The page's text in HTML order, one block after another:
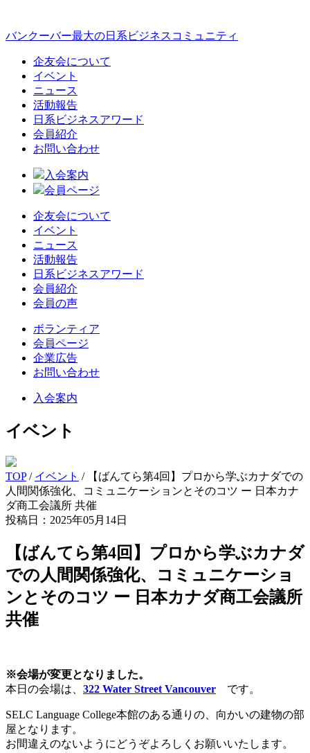
バンクーバー最大の日系ビジネスコミュニティ
企友会について
イベント
ニュース
活動報告
日系ビジネスアワード
会員紹介
お問い合わせ
入会案内
会員ページ
企友会について
イベント
ニュース
活動報告
日系ビジネスアワード
会員紹介
会員の声
ボランティア
会員ページ
企業広告
お問い合わせ
入会案内
イベント
TOP / イベント /【ばんてら第4回】プロから学ぶカナダでの
人間関係強化、コミュニケーションとそのコツ ー 日本カナ
ダ商工会議所 共催
投稿日：2025年05月14日
【ばんてら第4回】プロから学ぶカナダ
での人間関係強化、コミュニケーショ
ンとそのコツ ー 日本カナダ商工会議所
共催
※会場が変更となりました。
本日の会場は、 322 Water Street Vancouver です。
SELC Language College本館のある通りの、向かいの建物の部
屋となります。
お間違えのないようにどうぞよろしくお願いいたします。